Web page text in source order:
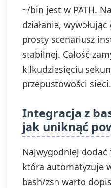
~/bin jest w PATH.
działanie,
prosty scenariusz
stabilnej. Całość
kilkudziesięciu
przepustowości sieci.
Integracja z
jak uniknąć
Najwygodniej dodać
która automatyzuje
bash/zsh warto